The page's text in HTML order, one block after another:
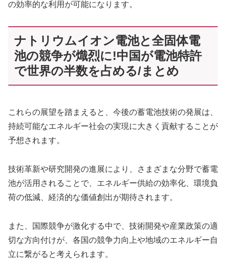
の効率的な利用が可能になります。
ナトリウムイオン電池と全固体電
池の競争が熾烈に!中国が電池特許
で世界の半数を占める/まとめ
これらの展望を踏まえると、今後の蓄電池技術の発展は、
持続可能なエネルギー社会の実現に大きく貢献することが
予想されます。
技術革新や研究開発の進展により、さまざまな分野で蓄電
池が活用されることで、エネルギー供給の効率化、環境負
荷の低減、経済的な価値創出が期待されます。
また、国際競争が激化する中で、技術開発や産業政策の適
切な方向付けが、各国の競争力向上や地域のエネルギー自
立に繋がると考えられます。